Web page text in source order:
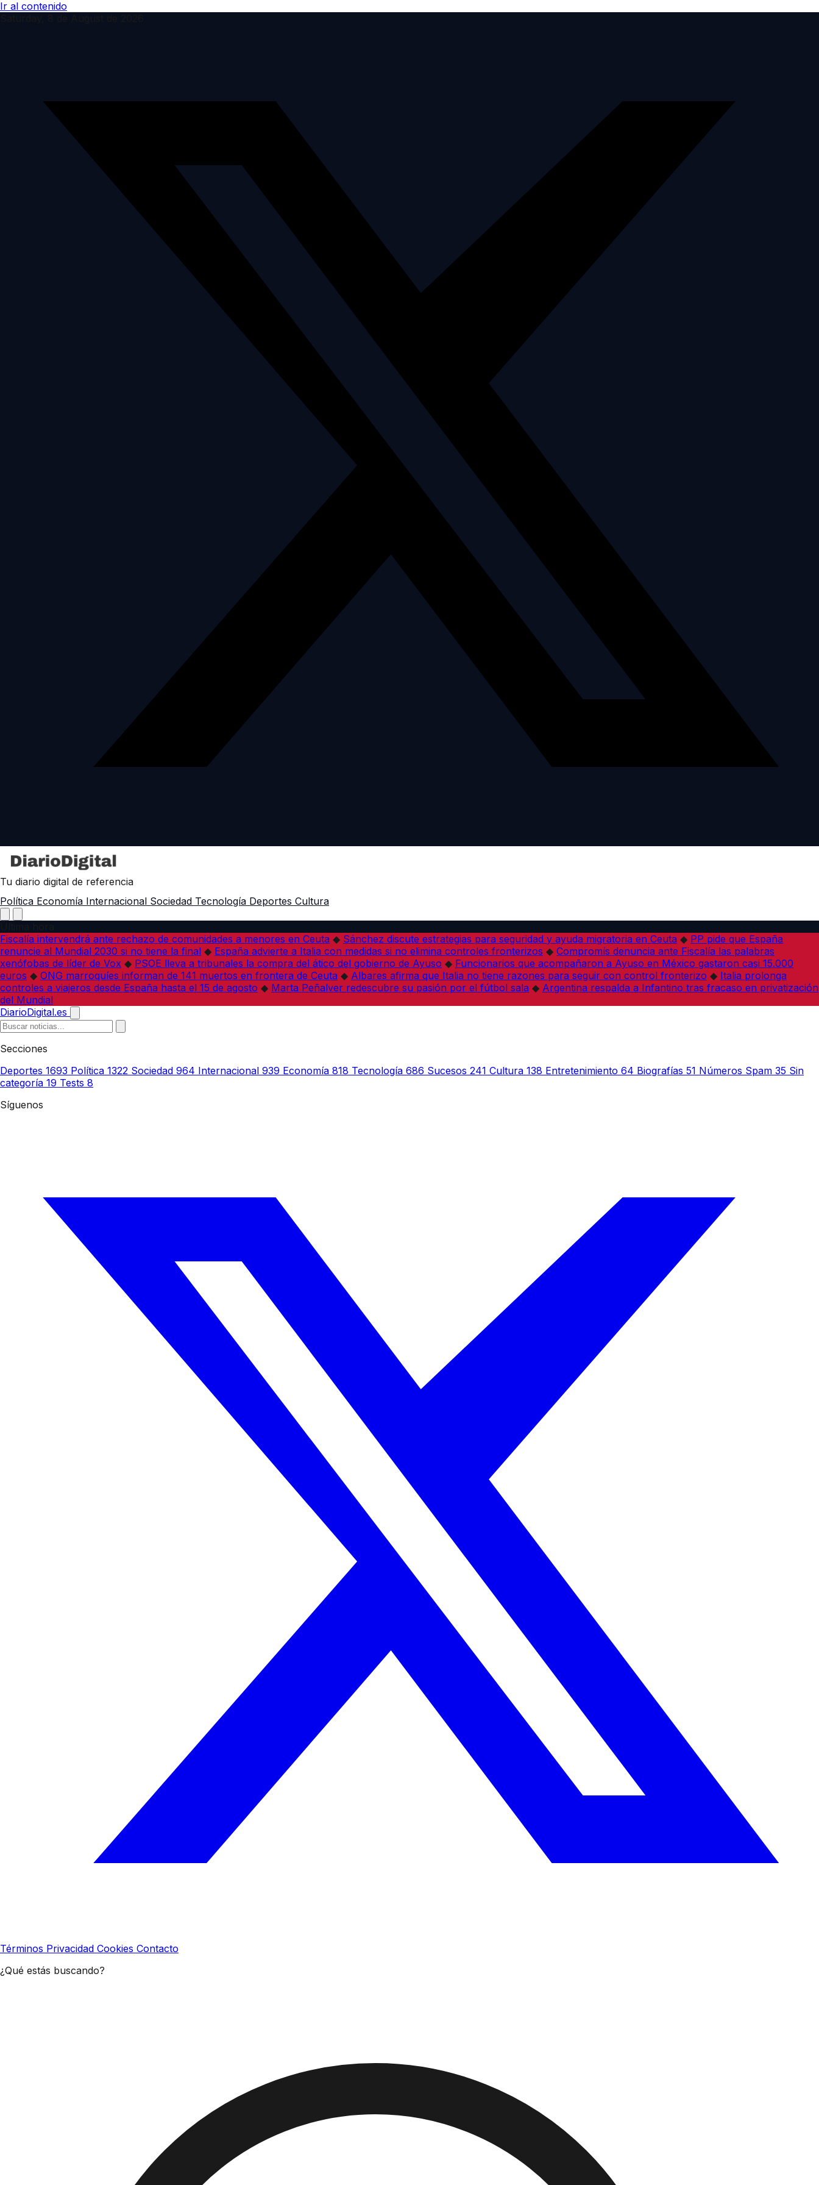
Ir al contenido
Tu diario digital de referencia
Política Economía Internacional Sociedad Tecnología Deportes Cultura
Fiscalía intervendrá ante rechazo de comunidades a menores en Ceuta ◆ Sánchez discute estrategias para seguridad y ayuda migratoria en Ceuta ◆ PP pide que España
renuncie al Mundial 2030 si no tiene la final ◆ España advierte a Italia con medidas si no elimina controles fronterizos ◆ Compromís denuncia ante Fiscalía las palabras
xenófobas de líder de Vox ◆ PSOE lleva a tribunales la compra del ático del gobierno de Ayuso ◆ Funcionarios que acompañaron a Ayuso en México gastaron casi 15.000
euros ◆ ONG marroquíes informan de 141 muertos en frontera de Ceuta ◆ Albares afirma que Italia no tiene razones para seguir con control fronterizo ◆ Italia prolonga
controles a viajeros desde España hasta el 15 de agosto ◆ Marta Peñalver redescubre su pasión por el fútbol sala ◆ Argentina respalda a Infantino tras fracaso en privatización
del Mundial
DiarioDigital.es
Secciones
Deportes 1693 Política 1322 Sociedad 964 Internacional 939 Economía 818 Tecnología 686 Sucesos 241 Cultura 138 Entretenimiento 64 Biografías 51 Números Spam 35 Sin
categoría 19 Tests 8
Síguenos
Términos Privacidad Cookies Contacto
¿Qué estás buscando?